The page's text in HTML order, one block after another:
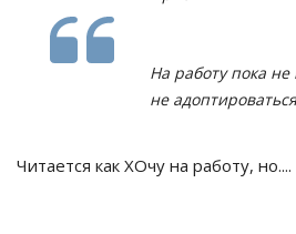
На работу пока
не
Читается как ХОчу на работу, но....